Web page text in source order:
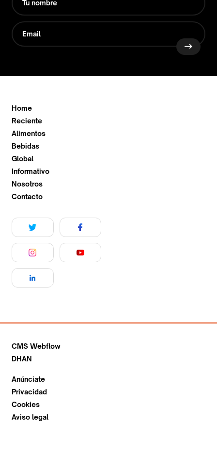
Home
Reciente
Alimentos
Bebidas
Global
Informativo
Nosotros
Contacto
CMS Webflow
DHAN
Anúnciate
Privacidad
Cookies
Aviso legal